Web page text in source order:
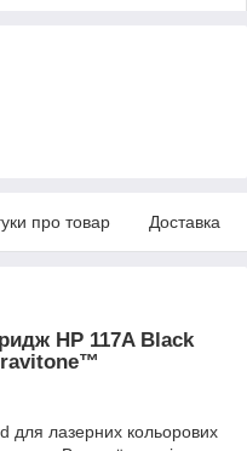
про товар Доставка
HP 117A Black
для лазерних кольорових